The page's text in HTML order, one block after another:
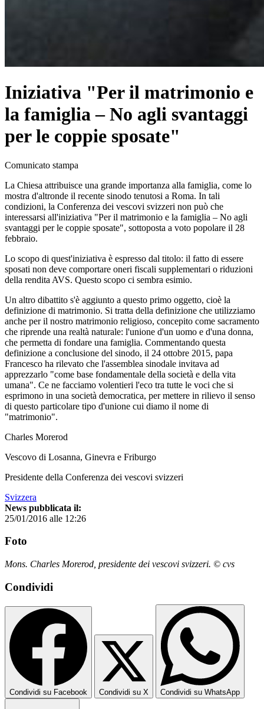
Iniziativa "Per il matrimonio e
la famiglia – No agli svantaggi
per le coppie sposate"
Comunicato stampa
La Chiesa attribuisce una grande importanza alla famiglia, come lo
mostra d'altronde il recente sinodo tenutosi a Roma. In tali
condizioni, la Conferenza dei vescovi svizzeri non può che
interessarsi all'iniziativa "Per il matrimonio e la famiglia – No agli
svantaggi per le coppie sposate", sottoposta a voto popolare il 28
febbraio.
Lo scopo di quest'iniziativa è espresso dal titolo: il fatto di essere
sposati non deve comportare oneri fiscali supplementari o riduzioni
della rendita AVS. Questo scopo ci sembra esimio.
Un altro dibattito s'è aggiunto a questo primo oggetto, cioè la
definizione di matrimonio. Si tratta della definizione che utilizziamo
anche per il nostro matrimonio religioso, concepito come sacramento
che riprende una realtà naturale: l'unione d'un uomo e d'una donna,
che permetta di fondare una famiglia. Commentando questa
definizione a conclusione del sinodo, il 24 ottobre 2015, papa
Francesco ha rilevato che l'assemblea sinodale invitava ad
apprezzarlo "come base fondamentale della società e della vita
umana". Ce ne facciamo volentieri l'eco tra tutte le voci che si
esprimono in una società democratica, per mettere in rilievo il senso
di questo particolare tipo d'unione cui diamo il nome di
"matrimonio".
Charles Morerod
Vescovo di Losanna, Ginevra e Friburgo
Presidente della Conferenza dei vescovi svizzeri
Svizzera
News pubblicata il:
25/01/2016 alle 12:26
Foto
Mons. Charles Morerod, presidente dei vescovi svizzeri. © cvs
Condividi
Condividi su Facebook Condividi su X Condividi su WhatsApp